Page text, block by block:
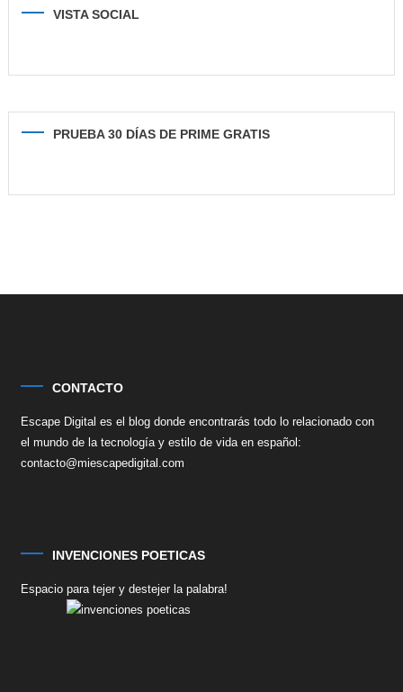
VISTA SOCIAL
PRUEBA 30 DÍAS DE PRIME GRATIS
CONTACTO
Escape Digital es el blog donde encontrarás todo lo relacionado con
el mundo de la tecnología y estilo de vida en español:
contacto@miescapedigital.com
INVENCIONES POETICAS
Espacio para tejer y destejer la palabra!